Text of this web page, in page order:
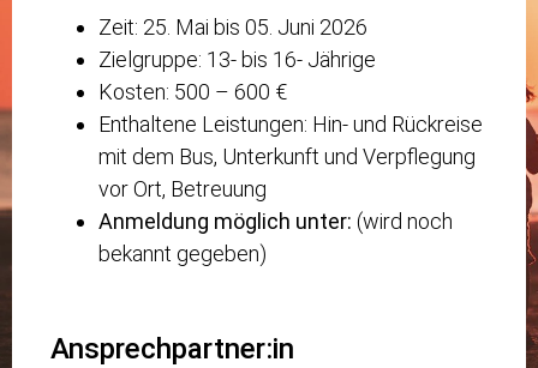
Zeit: 25. Mai bis 05. Juni 2026
Zielgruppe: 13- bis 16- Jährige
Kosten: 500 – 600 €
Enthaltene Leistungen: Hin- und Rückreise
mit dem Bus, Unterkunft und Verpflegung
vor Ort, Betreuung
Anmeldung möglich unter: (wird noch
bekannt gegeben)
Ansprechpartner:in